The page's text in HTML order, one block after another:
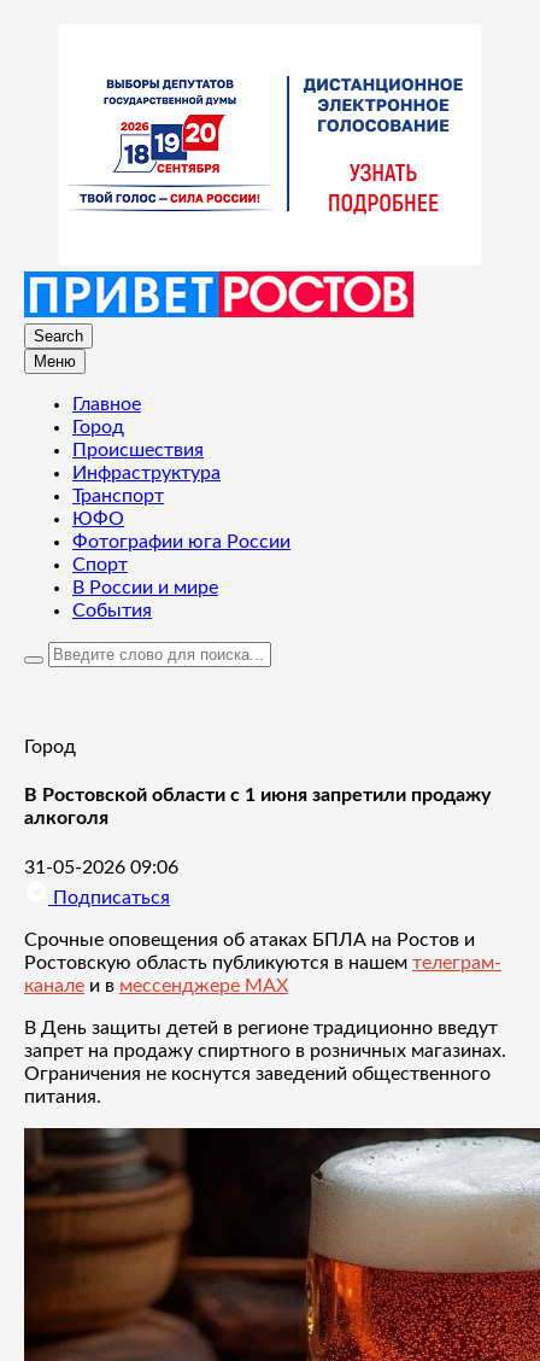
Search
Меню
Главное
Город
Происшествия
Инфраструктура
Транспорт
ЮФО
Фотографии юга России
Спорт
В России и мире
События
Город
В Ростовской области с 1 июня запретили продажу
алкоголя
31-05-2026 09:06
Подписаться
Срочные оповещения об атаках БПЛА на Ростов и
Ростовскую область публикуются в нашем телеграм-
канале и в мессенджере MAX
В День защиты детей в регионе традиционно введут
запрет на продажу спиртного в розничных магазинах.
Ограничения не коснутся заведений общественного
питания.